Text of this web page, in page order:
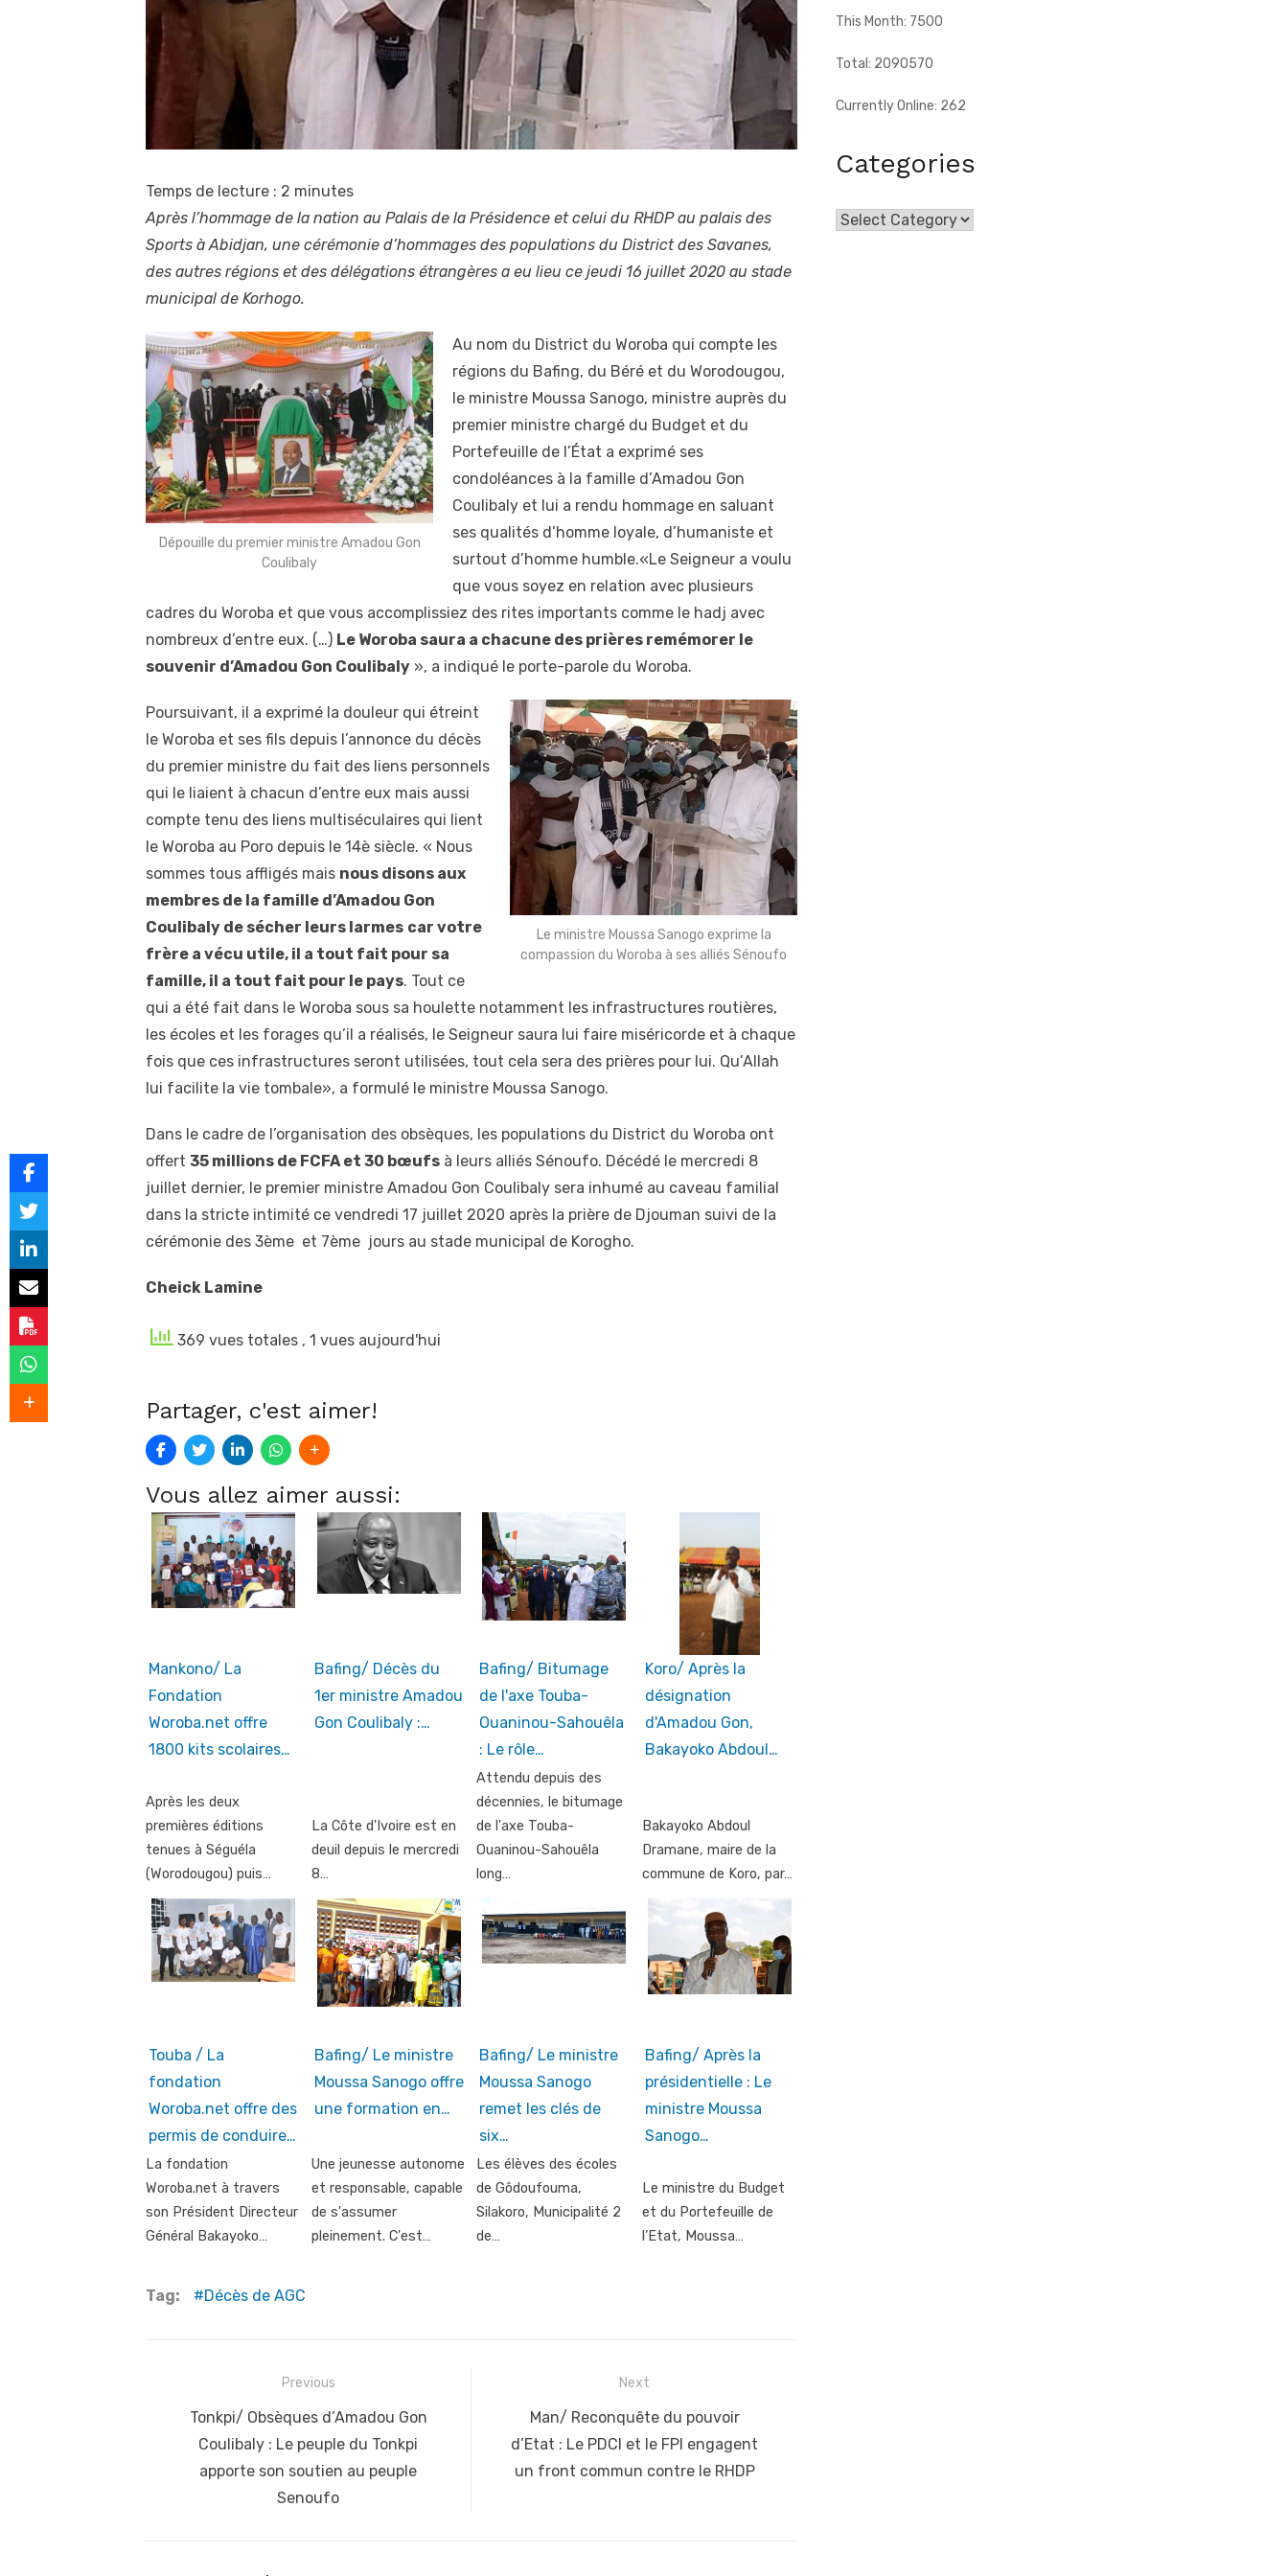
Temps de lecture : 2 minutes
Après l’hommage de la nation au Palais de la Présidence et celui du RHDP au palais des
Sports à Abidjan, une cérémonie d’hommages des populations du District des Savanes,
des autres régions et des délégations étrangères a eu lieu ce jeudi 16 juillet 2020 au stade
municipal de Korhogo.
Dépouille du premier ministre Amadou Gon
Coulibaly
Au nom du District du Woroba qui compte les
régions du Bafing, du Béré et du Worodougou,
le ministre Moussa Sanogo, ministre auprès du
premier ministre chargé du Budget et du
Portefeuille de l’État a exprimé ses
condoléances à la famille d’Amadou Gon
Coulibaly et lui a rendu hommage en saluant
ses qualités d’homme loyale, d’humaniste et
surtout d’homme humble.«Le Seigneur a voulu
que vous soyez en relation avec plusieurs
cadres du Woroba et que vous accomplissiez des rites importants comme le hadj avec
nombreux d’entre eux. (…) Le Woroba saura a chacune des prières remémorer le
souvenir d’Amadou Gon Coulibaly », a indiqué le porte-parole du Woroba.
Le ministre Moussa Sanogo exprime la
compassion du Woroba à ses alliés Sénoufo
Poursuivant, il a exprimé la douleur qui étreint
le Woroba et ses fils depuis l’annonce du décès
du premier ministre du fait des liens personnels
qui le liaient à chacun d’entre eux mais aussi
compte tenu des liens multiséculaires qui lient
le Woroba au Poro depuis le 14è siècle. « Nous
sommes tous affligés mais nous disons aux
membres de la famille d’Amadou Gon
Coulibaly de sécher leurs larmes car votre
frère a vécu utile, il a tout fait pour sa
famille, il a tout fait pour le pays. Tout ce
qui a été fait dans le Woroba sous sa houlette notamment les infrastructures routières,
les écoles et les forages qu’il a réalisés, le Seigneur saura lui faire miséricorde et à chaque
fois que ces infrastructures seront utilisées, tout cela sera des prières pour lui. Qu’Allah
lui facilite la vie tombale», a formulé le ministre Moussa Sanogo.
Dans le cadre de l’organisation des obsèques, les populations du District du Woroba ont
offert 35 millions de FCFA et 30 bœufs à leurs alliés Sénoufo. Décédé le mercredi 8
juillet dernier, le premier ministre Amadou Gon Coulibaly sera inhumé au caveau familial
dans la stricte intimité ce vendredi 17 juillet 2020 après la prière de Djouman suivi de la
cérémonie des 3ème et 7ème jours au stade municipal de Korogho.
Cheick Lamine
369 vues totales , 1 vues aujourd'hui
Partager, c'est aimer!
Vous allez aimer aussi:
Mankono/ La
Fondation
Woroba.net offre
1800 kits scolaires…
Après les deux
premières éditions
tenues à Séguéla
(Worodougou) puis…
Bafing/ Décès du
1er ministre Amadou
Gon Coulibaly :…
La Côte d'Ivoire est en
deuil depuis le mercredi
8…
Bafing/ Bitumage
de l'axe Touba-
Ouaninou-Sahouêla
: Le rôle…
Attendu depuis des
décennies, le bitumage
de l'axe Touba-
Ouaninou-Sahouêla
long…
Koro/ Après la
désignation
d'Amadou Gon,
Bakayoko Abdoul…
Bakayoko Abdoul
Dramane, maire de la
commune de Koro, par…
Touba / La
fondation
Woroba.net offre des
permis de conduire…
La fondation
Woroba.net à travers
son Président Directeur
Général Bakayoko…
Bafing/ Le ministre
Moussa Sanogo offre
une formation en…
Une jeunesse autonome
et responsable, capable
de s'assumer
pleinement. C'est…
Bafing/ Le ministre
Moussa Sanogo
remet les clés de
six…
Les élèves des écoles
de Gôdoufouma,
Silakoro, Municipalité 2
de…
Bafing/ Après la
présidentielle : Le
ministre Moussa
Sanogo…
Le ministre du Budget
et du Portefeuille de
l’Etat, Moussa…
Tag: Décès de AGC
navigation
Previous
Previous
post:
Tonkpi/ Obsèques d’Amadou Gon
Coulibaly : Le peuple du Tonkpi
apporte son soutien au peuple
Senoufo
Next
Next
post:
Man/ Reconquête du pouvoir
d’Etat : Le PDCI et le FPI engagent
un front commun contre le RHDP
This Month: 7500
Total: 2090570
Currently Online: 262
Categories
Categories